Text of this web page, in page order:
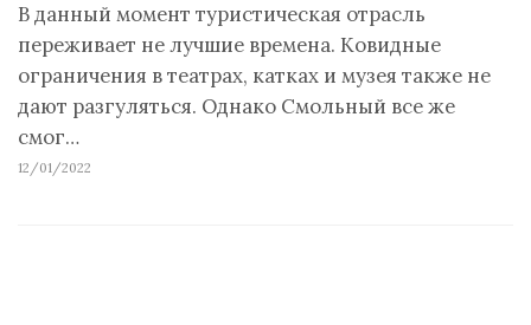
В данный момент туристическая отрасль
переживает не лучшие времена. Ковидные
ограничения в театрах, катках и музея также не
дают разгуляться. Однако Смольный все же
смог…
12/01/2022